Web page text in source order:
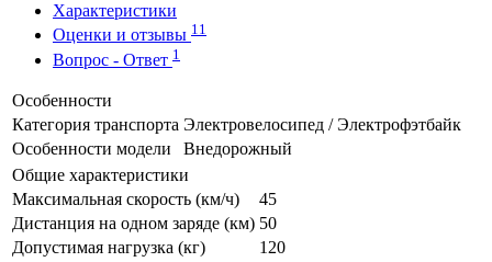
Характеристики
Оценки и отзывы 11
Вопрос - Ответ 1
Особенности
Категория транспорта Электровелосипед / Электрофэтбайк
Особенности модели
Внедорожный
Общие характеристики
Максимальная скорость (км/ч)
45
Дистанция на одном заряде (км) 50
Допустимая нагрузка (кг)
120